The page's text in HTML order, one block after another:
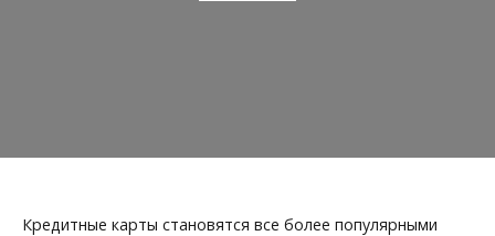
Кредитные карты становятся все более популярными